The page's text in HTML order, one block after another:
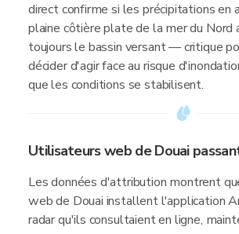
direct confirme si les précipitations en
plaine côtière plate de la mer du Nord
toujours le bassin versant — critique
décider d'agir face au risque
que les conditions se stabilisent.
Utilisateurs web de Douai
Les données d'attribution montrent
web de Douai installent l'application
radar qu'ils consultaient en ligne,